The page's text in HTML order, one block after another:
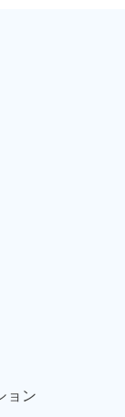
ョン